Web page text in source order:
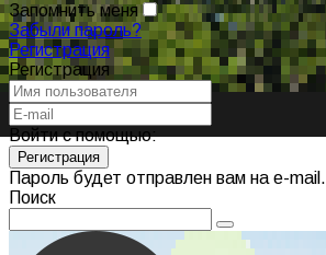
Запомнить меня
Забыли пароль?
Регистрация
Регистрация
Войти с помощью:
Пароль будет отправлен вам на e-mail.
Поиск